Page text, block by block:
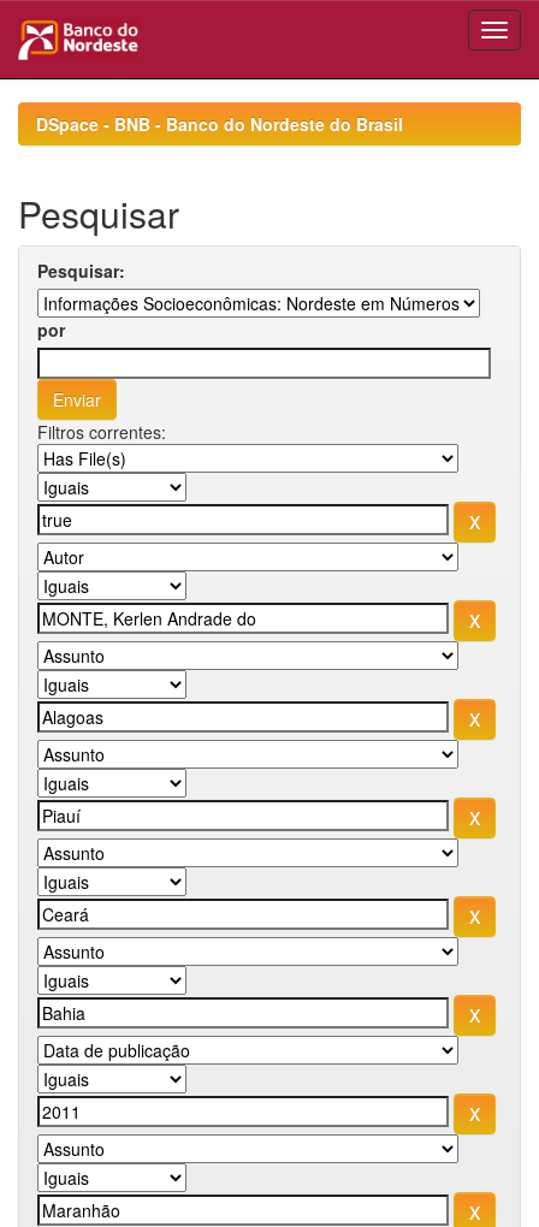
navigationDSpace - BNB - Banco do Nordeste do Brasil
Pesquisar
Pesquisar:
por
Filtros correntes: